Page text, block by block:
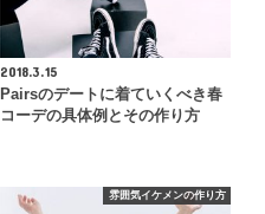
2018.3.15
Pairsのデートに着ていくべき春
コーデの具体例とその作り方
雰囲気イケメンの作り方